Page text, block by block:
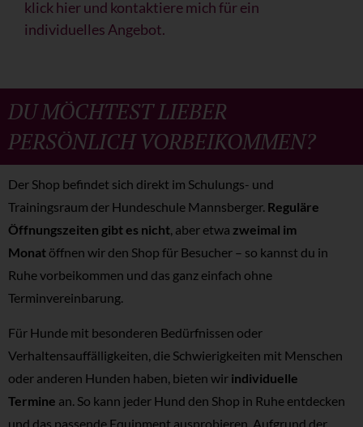
klick hier und kontaktiere mich für ein
individuelles Angebot.
DU MÖCHTEST LIEBER
PERSÖNLICH VORBEIKOMMEN?
Der Shop befindet sich direkt im Schulungs- und
Trainingsraum der Hundeschule Mannsberger. Reguläre
Öffnungszeiten gibt es nicht, aber etwa zweimal im
Monat öffnen wir den Shop für Besucher – so kannst du in
Ruhe vorbeikommen und das ganz einfach ohne
Terminvereinbarung.
Für Hunde mit besonderen Bedürfnissen oder
Verhaltensauffälligkeiten, die Schwierigkeiten mit Menschen
oder anderen Hunden haben, bieten wir individuelle
Termine an. So kann jeder Hund den Shop in Ruhe entdecken
und das passende Equipment ausprobieren. Aufgrund der